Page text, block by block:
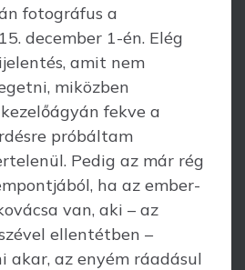
fotográfus a
december 1-én. Elég
amit nem
miközben
fekve a
próbáltam
Pedig az már rég
ha az em­ber­
van, aki – az
ellentétben –
akar, az enyém ráadásul